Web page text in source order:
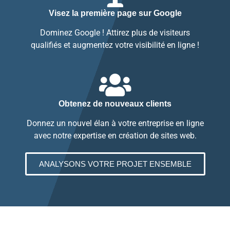
Visez la première page sur Google
Dominez Google ! Attirez plus de visiteurs
qualifiés et augmentez votre visibilité en ligne !
Obtenez de nouveaux clients
Donnez un nouvel élan à votre entreprise en ligne
avec notre expertise en création de sites web.
ANALYSONS VOTRE PROJET ENSEMBLE